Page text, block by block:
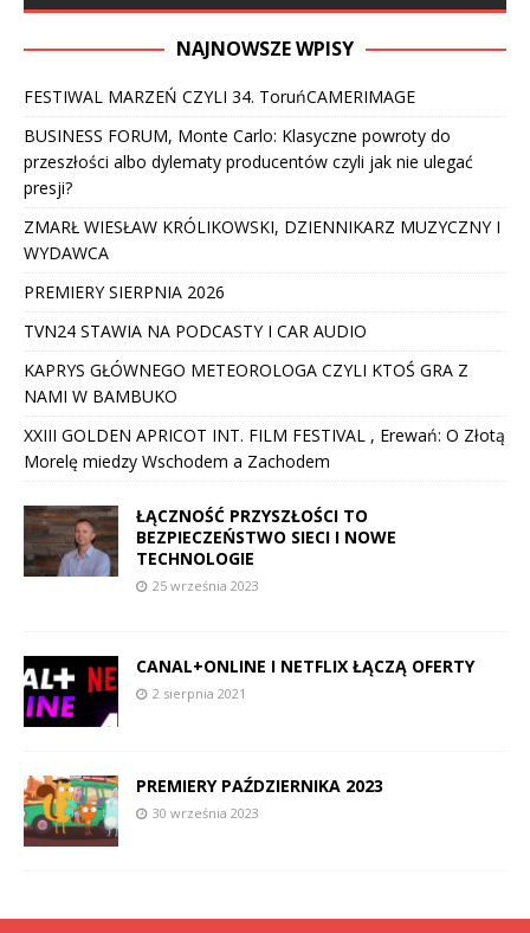
NAJNOWSZE WPISY
FESTIWAL MARZEŃ CZYLI 34. ToruńCAMERIMAGE
BUSINESS FORUM, Monte Carlo: Klasyczne powroty do
przeszłości albo dylematy producentów czyli jak nie ulegać
presji?
ZMARŁ WIESŁAW KRÓLIKOWSKI, DZIENNIKARZ MUZYCZNY I
WYDAWCA
PREMIERY SIERPNIA 2026
TVN24 STAWIA NA PODCASTY I CAR AUDIO
KAPRYS GŁÓWNEGO METEOROLOGA CZYLI KTOŚ GRA Z
NAMI W BAMBUKO
XXIII GOLDEN APRICOT INT. FILM FESTIVAL , Erewań: O Złotą
Morelę miedzy Wschodem a Zachodem
ŁĄCZNOŚĆ PRZYSZŁOŚCI TO
BEZPIECZEŃSTWO SIECI I NOWE
TECHNOLOGIE
25 września 2023
CANAL+ONLINE I NETFLIX ŁĄCZĄ OFERTY
2 sierpnia 2021
PREMIERY PAŹDZIERNIKA 2023
30 września 2023